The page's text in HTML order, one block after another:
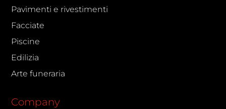
Pavimenti e rivestimenti
Facciate
Piscine
Edilizia
Arte funeraria
Company